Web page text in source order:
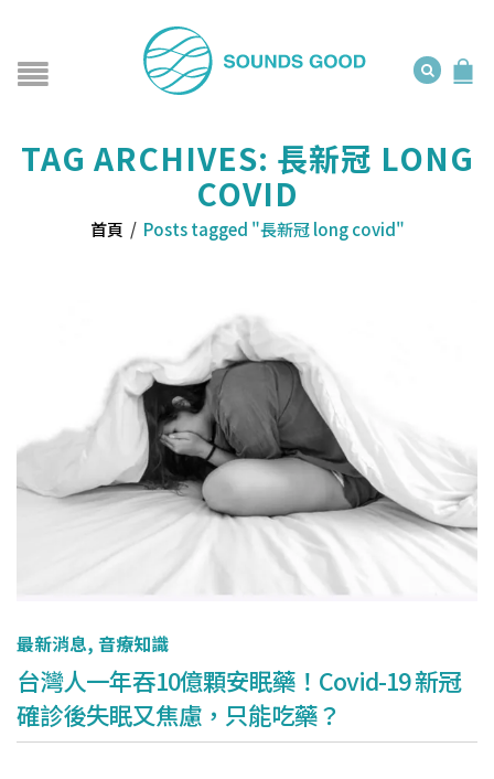
TAG ARCHIVES: 長新冠 LONG
COVID
首頁 / Posts tagged "長新冠 long covid"
最新消息, 音療知識
台灣人一年吞10億顆安眠藥！Covid-19 新冠
確診後失眠又焦慮，只能吃藥？